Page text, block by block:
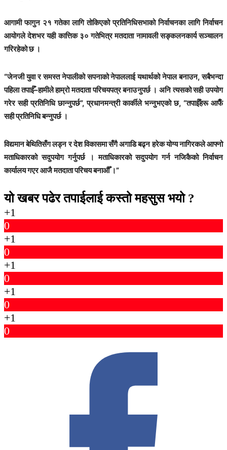
आगामी फागुन २१ गतेका लागि तोकिएको प्रतिनिधिसभाको निर्वाचनका लागि निर्वाचन
आयोगले देशभर यही कात्तिक ३० गतेभित्र मतदाता नामावली सङ्कलनकार्य सञ्चालन
गरिरहेको छ ।
“जेनजी युवा र समस्त नेपालीको सपनाको नेपाललाई यथार्थको नेपाल बनाउन, सबैभन्दा
पहिला तपाईँ–हामीले हाम्रो मतदाता परिचयपत्र बनाउनुपर्छ । अनि त्यसको सही उपयोग
गरेर सही प्रतिनिधि छान्नुपर्छ”, प्रधानमन्त्री कार्कीले भन्नुभएको छ, “तपाईँहरू आफैँ
सही प्रतिनिधि बन्नुपर्छ ।
विद्यमान बेथितिसँग लड्न र देश विकासमा सँगै अगाडि बढ्न हरेक योग्य नागिरकले आफ्नो
मताधिकारको सदुपयोग गर्नुपर्छ । मताधिकारको सदुपयोग गर्न नजिकैको निर्वाचन
कार्यालय गएर आजै मतदाता परिचय बनाऔँ ।”
यो खबर पढेर तपाईलाई कस्तो महसुस भयो ?
+1
0
+1
0
+1
0
+1
0
+1
0